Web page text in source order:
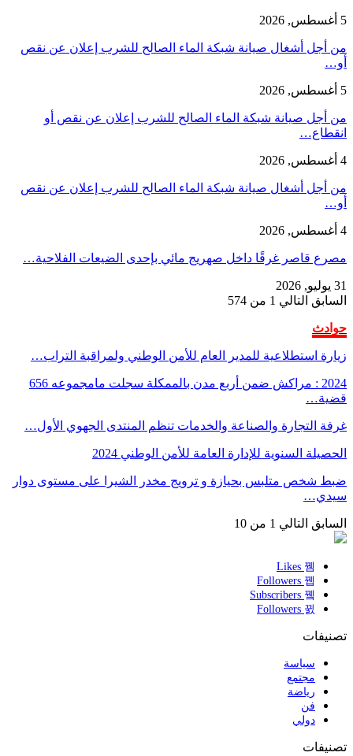
5 أغسطس, 2026
من أجل أشغال صيانة شبكة الماء الصالح للشرب إعلان عن نقص
أو…
5 أغسطس, 2026
من أجل صيانة شبكة الماء الصالح للشرب إعلان عن نقص أو
انقطاع…
4 أغسطس, 2026
من أجل أشغال صيانة شبكة الماء الصالح للشرب إعلان عن نقص
أو…
4 أغسطس, 2026
مصرع قاصر غرقًا داخل صهريج مائي بإحدى الضيعات الفلاحية…
31 يوليو, 2026
السابق التالي 1 من 574
حوادث
زيارة استطلاعية للمدير العام للأمن الوطني ولمراقبة التراب…
2024 : مراكش ضمن أربع مدن بالممكلة سجلت مامجموعه 656
قضية…
غرفة التجارة والصناعة والخدمات تنظم المنتدى الجهوي الأول…
الحصيلة السنوية للإدارة العامة للأمن الوطني 2024
ضبط شخص متلبس بحيازة و ترويج مخدر الشيرا على مستوى دوار
سيدي…
السابق التالي 1 من 10
تصنيفات
سياسة
مجتمع
رياضة
فن
دولي
تصنيفات